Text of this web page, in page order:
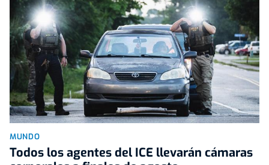
MUNDO
Todos los agentes del ICE llevarán cámaras